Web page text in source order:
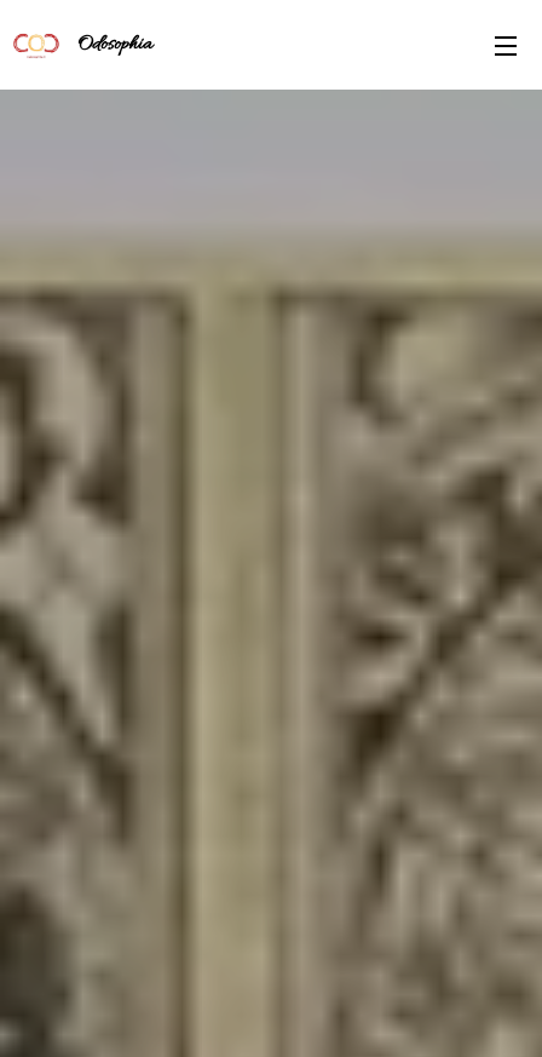
Odosophia